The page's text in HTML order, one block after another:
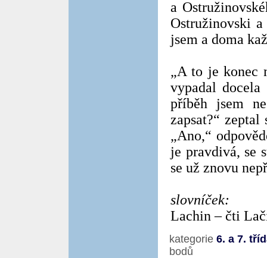
a
Ostružinovski
jsem a doma
„A to je konec
vypadal
příběh jsem
zapsat?“
„Ano,“
je pravdivá, se
se už znovu
slovníček:
Lachin – čti
kategorie 6. a 7.
bodů